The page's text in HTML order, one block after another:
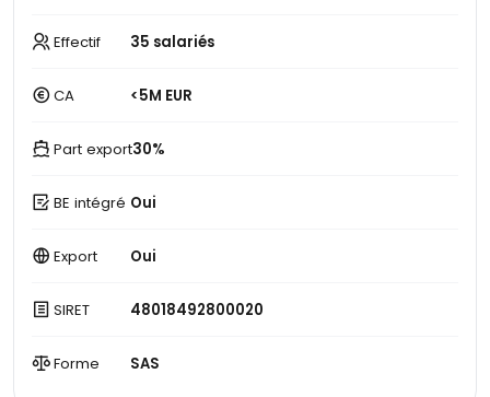
Effectif 35 salariés
CA <5M EUR
Part export30%
BE intégré Oui
Export Oui
SIRET 48018492800020
Forme SAS